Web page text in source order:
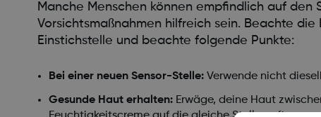
Manche Menschen können empfindlich auf
Vorsichtsmaßnahmen hilfreich sein. Beachte
Einstichstelle und beachte folgende Punkte:
Bei einer neuen Sensor-Stelle:Verwende nicht
Gesunde Haut erhalten:Erwäge, deine Haut